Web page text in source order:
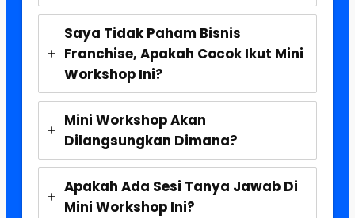
Saya Tidak Paham Bisnis
Franchise, Apakah Cocok Ikut Mini
Workshop Ini?
Mini Workshop Akan
Dilangsungkan Dimana?
Apakah Ada Sesi Tanya Jawab Di
Mini Workshop Ini?